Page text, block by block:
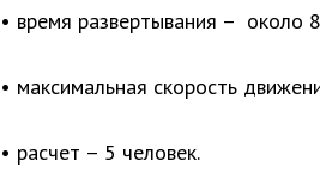
• время развертывания – около
• максимальная скорость
• расчет – 5 человек.